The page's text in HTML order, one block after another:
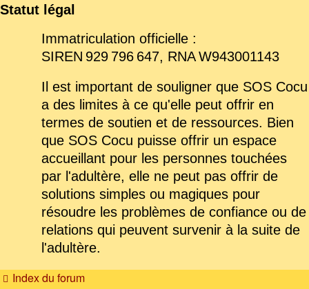
Statut légal
Immatriculation officielle :
SIREN 929 796 647, RNA W943001143
Il est important de souligner que SOS Cocu
a des limites à ce qu'elle peut offrir en
termes de soutien et de ressources. Bien
que SOS Cocu puisse offrir un espace
accueillant pour les personnes touchées
par l'adultère, elle ne peut pas offrir de
solutions simples ou magiques pour
résoudre les problèmes de confiance ou de
relations qui peuvent survenir à la suite de
l'adultère.
Index du forum